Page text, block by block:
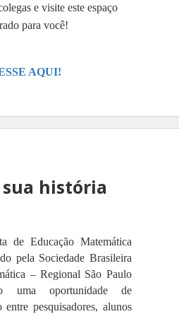
e visite este espaço
para você!
AQUI!
sua história
de Educação Matemática
pela Sociedade Brasileira
– Regional São Paulo
uma oportunidade de
pesquisadores, alunos